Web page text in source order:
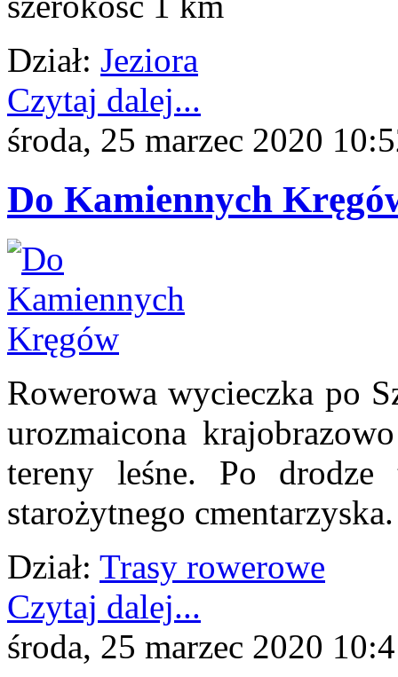
Dział: Jeziora
Czytaj dalej...
środa, 25 marzec 2020
Do Kamiennych
Rowerowa wycieczka po
urozmaicona
tereny leśne. Po
starożytnego cmentarzyska.
Dział: Trasy rowerowe
Czytaj dalej...
środa, 25 marzec 2020